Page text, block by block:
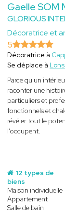
Gaelle SOM
GLORIOUS
Décoratrice et
5
Décoratrice à
Se déplace à
Parce qu'un
raconter une
particuliers et
fonctionnels et
révéler tout le
l'occupent.
12 types de
biens
Maison individuelle
Appartement
Salle de bain